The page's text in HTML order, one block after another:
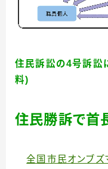
住民訴訟の4号訴訟
料)
住民勝訴で首
全国市民オンブズ